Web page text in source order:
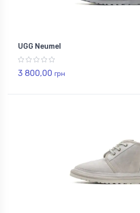
UGG Neumel
3 800,00 грн